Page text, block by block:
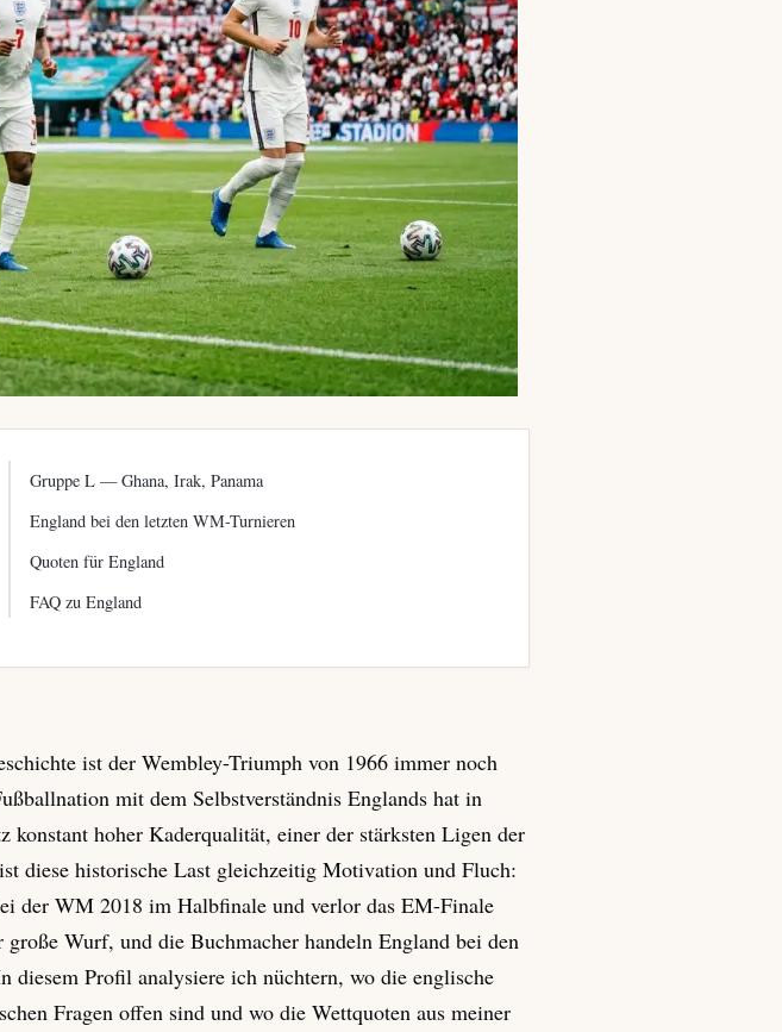
Gruppe L — Ghana, Irak, Panama
England bei den letzten WM-Turnieren
Quoten für England
FAQ zu England
ist der Wembley-Triumph von 1966 immer noch
mit dem Selbstverständnis Englands hat in
konstant hoher Kaderqualität, einer der stärksten Ligen der
diese historische Last gleichzeitig Motivation und Fluch:
der WM 2018 im Halbfinale und verlor das EM-Finale
Wurf, und die Buchmacher handeln England bei den
diesem Profil analysiere ich nüchtern, wo die englische
Fragen offen sind und wo die Wettquoten aus meiner